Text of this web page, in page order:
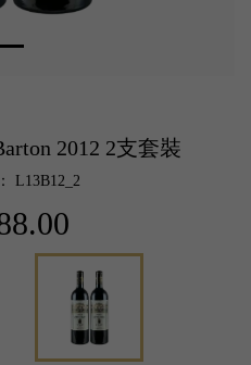
2012 2支套裝
L13B12_2